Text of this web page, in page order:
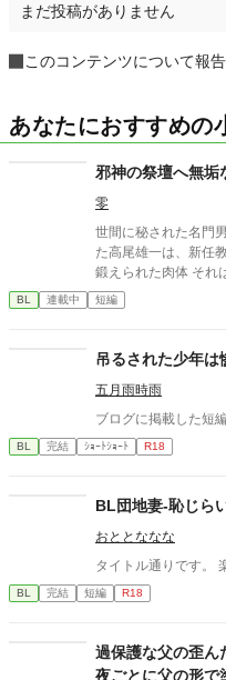
まだ投稿がありません
このコンテンツについて報
あなたにおすすめの
邪神の祭壇へ無垢
零
世間に秘された名門男子校・
た高尾雄一は、新任教師として赴
鍛えられた肉体 それは、学園にとって最高の生贄の候補に他なら
なかった 至高の筋肉を持つ、精神を削られ意志をなくした青年を
太古の神に捧げるため
校で繰り広げられる
BL 連載中 短編
吊るされた少年は
五月雨時雨
ブログに掲載した短編
BL 完結 ｼｮｰﾄｼｮｰﾄ R18
BL団地妻-恥じら
おととななな
BL 完結 短編 R18
過保護な父の歪ん
夜ごとに父の形で